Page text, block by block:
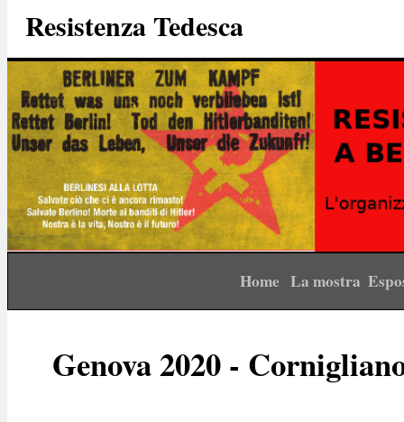
Resistenza Tedesca
Home La mostra
Genova 2020 -